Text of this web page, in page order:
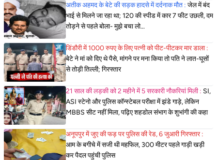
अतीक अहमद के बेटे की सड़क हादसे में दर्दनाक मौत : जेल में बंद
भाई से मिलने जा रहा था; 120 की स्पीड में कार 7 फीट उछली, दम
तोड़ने से पहले बोला- मुझे बचा लो...
डिंडौरी में 1000 रुपए के लिए पत्नी को पीट-पीटकर मार डाला :
बेटे ने मां को दिए थे पैसे, मांगने पर मना किया तो पति ने लात-घूसों
से तोड़ी तिल्ली; गिरफ्तार
21 साल की लड़की को 2 महीने में 5 सरकारी नौकरियां मिली : SI,
ASI स्टेनो और पुलिस कॉन्स्टेबल परीक्षा में झंडे गाड़े, लेकिन
MBBS सीट नहीं मिला, पढ़िए शहडोल संभाग के शुभांगी की कहा
अनूपपुर में जुए की फड़ पर पुलिस की रेड, 6 जुआरी गिरफ्तार :
आम के बगीचे में सजी थी महफिल, 300 मीटर पहले गाड़ी खड़ी
कर पैदल पहुंची पुलिस